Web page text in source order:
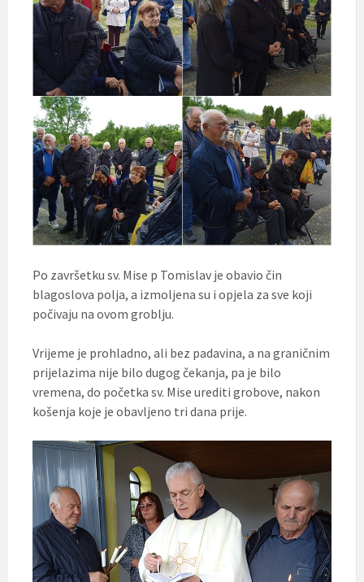
Po završetku sv. Mise p Tomislav je obavio čin
blagoslova polja, a izmoljena su i opjela za sve koji
počivaju na ovom groblju.
Vrijeme je prohladno, ali bez padavina, a na graničnim
prijelazima nije bilo dugog čekanja, pa je bilo
vremena, do početka sv. Mise urediti grobove, nakon
košenja koje je obavljeno tri dana prije.